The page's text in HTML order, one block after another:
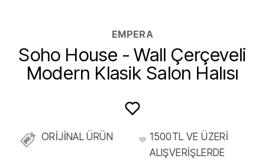
EMPERA
Soho House - Wall Çerçeveli
Modern Klasik Salon Halısı
ORİJİNAL ÜRÜN
1500TL VE ÜZERİ
ALIŞVERİŞLERDE